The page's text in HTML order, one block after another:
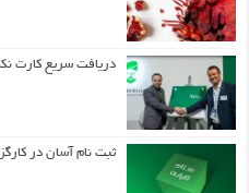
دریافت سریع کارت
ثبت نام آسان در